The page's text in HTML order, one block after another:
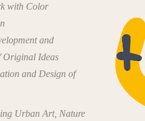
with Color
and
Original Ideas
and Design of
Urban Art, Nature